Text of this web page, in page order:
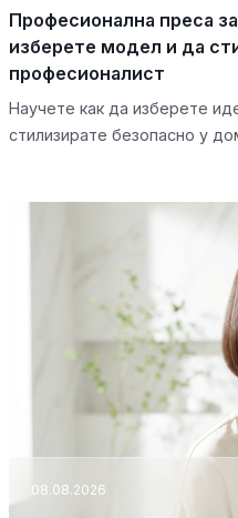
Професионална преса
изберете модел и да
професионалист
Научете как да изберете
стилизирате безопасно у
08.08.2026